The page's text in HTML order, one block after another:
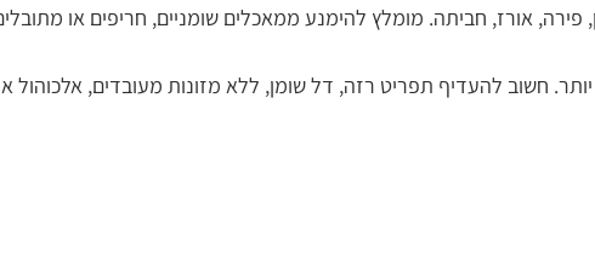
אורז, חביתה. מומלץ להימנע ממאכלים שומניים, חריפים או
יותר. חשוב להעדיף תפריט רזה, דל שומן, ללא מזונות מעובדים,